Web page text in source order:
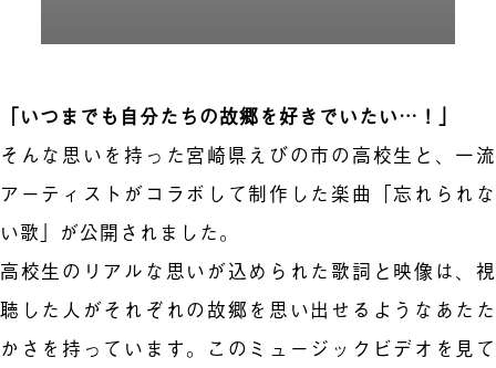
「いつまでも自分たちの故郷を好きでいたい…！」
そんな思いを持った宮崎県えびの市の高校生と、一流
アーティストがコラボして制作した楽曲「忘れられな
い歌」が公開されました。
高校生のリアルな思いが込められた歌詞と映像は、視
聴した人がそれぞれの故郷を思い出せるようなあたた
かさを持っています。このミュージックビデオを見て